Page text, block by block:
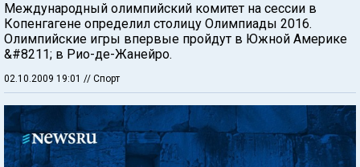
Международный олимпийский комитет на сессии в
Копенгагене определил столицу Олимпиады 2016.
Олимпийские игры впервые пройдут в Южной Америке
&#8211; в Рио-де-Жанейро.
02.10.2009 19:01 // Спорт